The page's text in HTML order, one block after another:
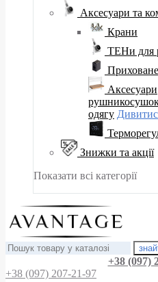
Аксесуари та
Крани
ТЕНи для
Аксесуари
одягу
Знижки та акції
Показати всі категорії
+38 (097)
+38 (097) 207-21-97